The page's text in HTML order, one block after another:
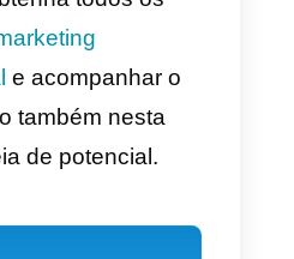
consiste nos
criados para
ações